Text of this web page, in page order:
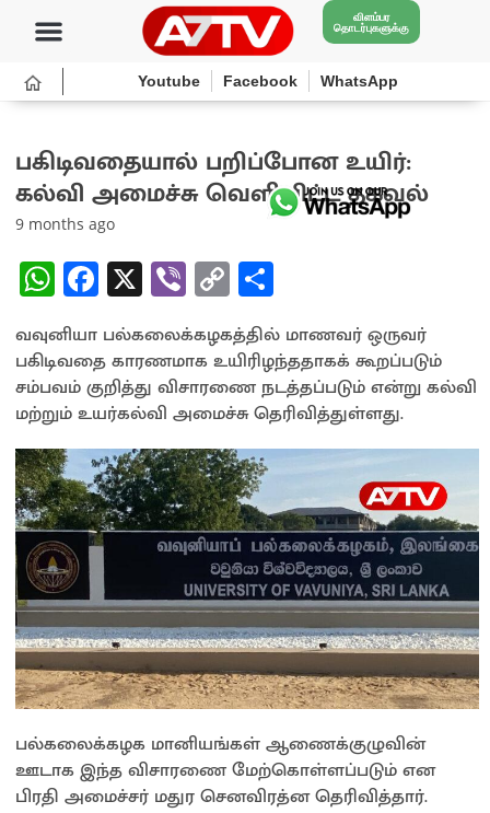
விளம்பர
தொடர்புகளுக்கு
Youtube Facebook WhatsApp
பகிடிவதையால் பறிப்போன உயிர்:
கல்வி அமைச்சு வெளியிட்ட தகவல்
9 months ago
W
h
at
sA
p
p
Fa
ce
b
o
o
k
X Vi
b
er
C
o
py
Li
n
k
ar
e
வவுனியா பல்கலைக்கழகத்தில் மாணவர் ஒருவர்
பகிடிவதை காரணமாக உயிரிழந்ததாகக் கூறப்படும்
சம்பவம் குறித்து விசாரணை நடத்தப்படும் என்று கல்வி
மற்றும் உயர்கல்வி அமைச்சு தெரிவித்துள்ளது.
பல்கலைக்கழக மானியங்கள் ஆணைக்குழுவின்
ஊடாக இந்த விசாரணை மேற்கொள்ளப்படும் என
பிரதி அமைச்சர் மதுர செனவிரத்ன தெரிவித்தார்.